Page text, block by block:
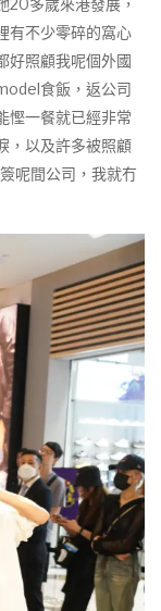
20多歲來港發展，
有不少零碎的窩心
好照顧我呢個外國
食飯，返公司
慳一餐就已經非常
，以及許多被照顧
呢間公司，我就冇